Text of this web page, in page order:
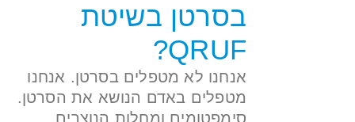
בסרטן בשיטת
QRUF?
אנחנו לא מטפלים בסרטן. אנחנו
מטפלים באדם הנושא את הסרטן.
סימפטומים ומחלות הנוצרים